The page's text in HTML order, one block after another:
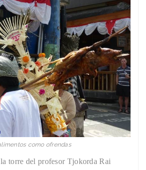
como ofrendas
torre del profesor Tjokorda Rai